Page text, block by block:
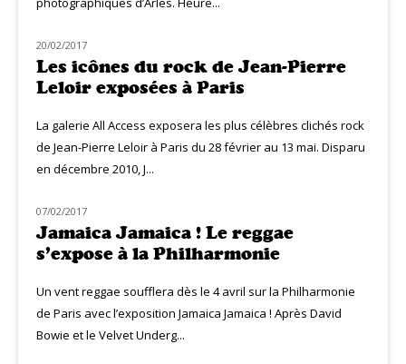
MUZIQ NEWS
20/02/2017
Les icônes du rock de Jean-Pierre
Leloir exposées à Paris
La galerie All Access exposera les plus célèbres clichés rock
de Jean-Pierre Leloir à Paris du 28 février au 13 mai. Disparu
en décembre 2010, J...
MUZIQ NEWS
07/02/2017
Jamaica Jamaica ! Le reggae
s’expose à la Philharmonie
Un vent reggae soufflera dès le 4 avril sur la Philharmonie
de Paris avec l’exposition Jamaica Jamaica ! Après David
Bowie et le Velvet Underg...